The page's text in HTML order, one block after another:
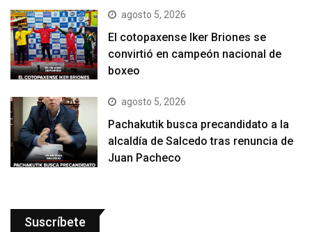
agosto 5, 2026
El cotopaxense Iker Briones se
convirtió en campeón nacional de
boxeo
agosto 5, 2026
Pachakutik busca precandidato a la
alcaldía de Salcedo tras renuncia de
Juan Pacheco
Suscríbete